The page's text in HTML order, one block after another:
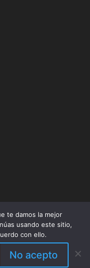
te damos la mejor
usando este sitio,
con ello.
No acepto